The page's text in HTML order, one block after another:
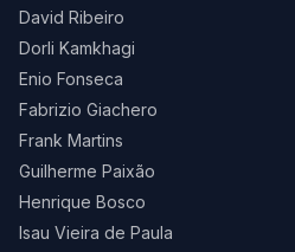
David Ribeiro
Dorli Kamkhagi
Enio Fonseca
Fabrizio Giachero
Frank Martins
Guilherme Paixão
Henrique Bosco
Isau Vieira de Paula